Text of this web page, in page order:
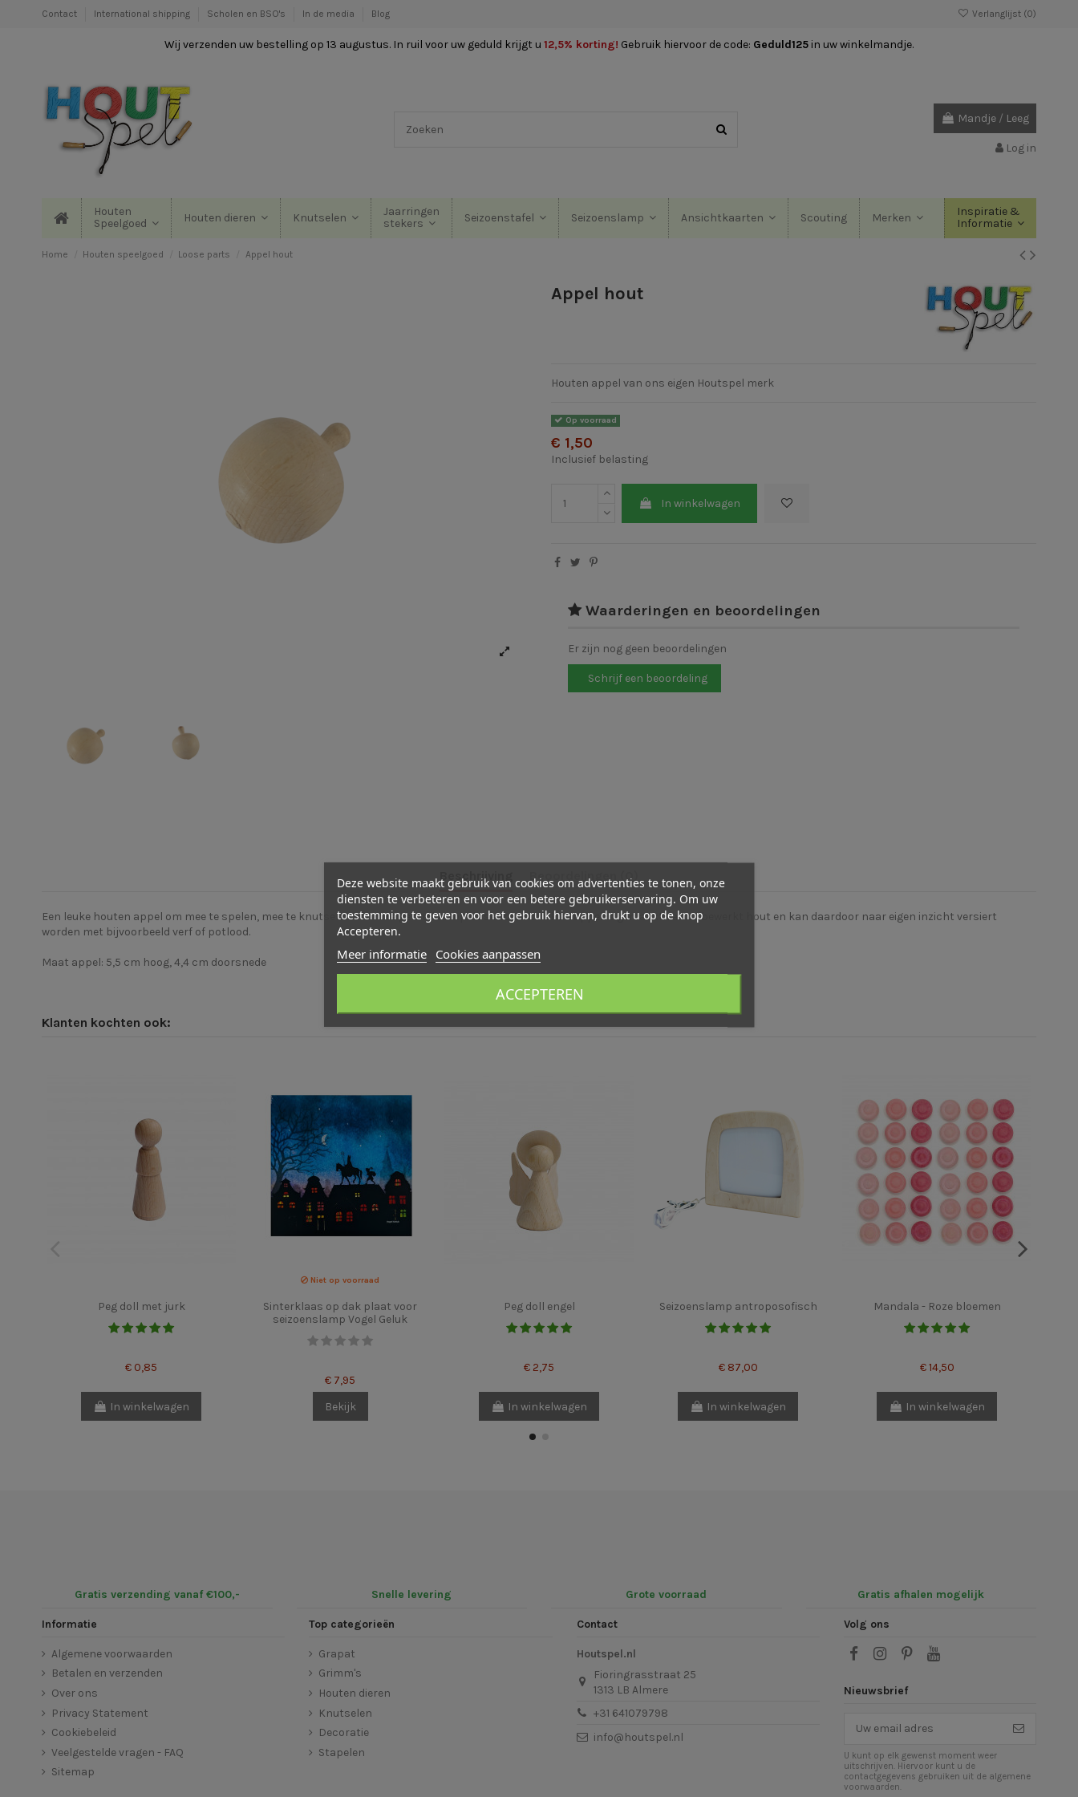
Contact International shipping Scholen en BSO's In de media Blog Verlanglijst (0)
Wij verzenden uw bestelling op 13 augustus. In ruil voor uw geduld krijgt u 12,5% korting! Gebruik hiervoor de code: Geduld125 in uw winkelmandje.
Mandje / Leeg
Log in
Houten
Speelgoed
Houten dieren Knutselen
Jaarringen
stekers
Seizoenstafel Seizoenslamp Ansichtkaarten Scouting Merken
Inspiratie &
Informatie
Home Houten speelgoed Loose parts Appel hout
Appel hout
Houten appel van ons eigen Houtspel merk
Op voorraad
€ 1,50
Inclusief belasting
In winkelwagen
Waarderingen en beoordelingen
Er zijn nog geen beoordelingen
Schrijf een beoordeling
Beschrijving Beoordelingen (0)
Een leuke houten appel om mee te spelen, mee te knutselen of om te gebruiken op de seizoenstafel. De appel is gemaakt van onbewerkt hout en kan daardoor naar eigen inzicht versiert
worden met bijvoorbeeld verf of potlood.
Maat appel: 5,5 cm hoog, 4,4 cm doorsnede
Klanten kochten ook:
Peg doll met jurk
€ 0,85
In winkelwagen
Niet op voorraad
Sinterklaas op dak plaat voor
seizoenslamp Vogel Geluk
€ 7,95
Bekijk
Peg doll engel
€ 2,75
In winkelwagen
Seizoenslamp antroposofisch
€ 87,00
In winkelwagen
Mandala - Roze bloemen
€ 14,50
In winkelwagen
Gratis verzending vanaf €100,- Snelle levering Grote voorraad Gratis afhalen mogelijk
Informatie
Algemene voorwaarden
Betalen en verzenden
Over ons
Privacy Statement
Cookiebeleid
Veelgestelde vragen - FAQ
Sitemap
Top categorieën
Grapat
Grimm's
Houten dieren
Knutselen
Decoratie
Stapelen
Contact
Houtspel.nl
Fioringrasstraat 25
1313 LB Almere
+31 641079798
info@houtspel.nl
Deze website maakt gebruik van cookies om advertenties te tonen, onze
diensten te verbeteren en voor een betere gebruikerservaring. Om uw
toestemming te geven voor het gebruik hiervan, drukt u op de knop
Accepteren.
Meer informatie Cookies aanpassen
ACCEPTEREN
Volg ons
Nieuwsbrief
U kunt op elk gewenst moment weer
uitschrijven. Hiervoor kunt u de
contactgegevens gebruiken uit de algemene
voorwaarden.